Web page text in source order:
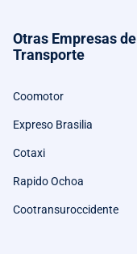
Otras Empresas de
Transporte
Coomotor
Expreso Brasilia
Cotaxi
Rapido Ochoa
Cootransuroccidente